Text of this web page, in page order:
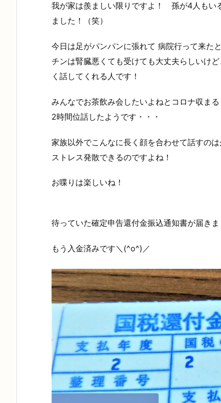
我が家は羨ましい限りですよ！ 孫が4人もい
ました！（笑）
今日は足がパンパンに張れて 病院行って来た
チンは腎臓悪くても受けても大丈夫らしいけ
く話してくれる人です！
みんなでお茶飲み会したいよねとコロナ収ま
2時間位話したようです・・・
家族以外でこんなに長く顔を合わせて話すの
ストレス発散できるのですよね！
お喋りは楽しいね！
待っていた確定申告還付金振込通知書が届きま
もう入金済みです＼(^o^)／